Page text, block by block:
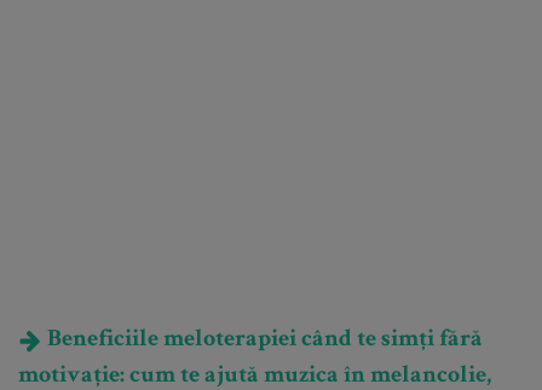
Beneficiile meloterapiei când te simți fără
motivație: cum te ajută muzica în melancolie,